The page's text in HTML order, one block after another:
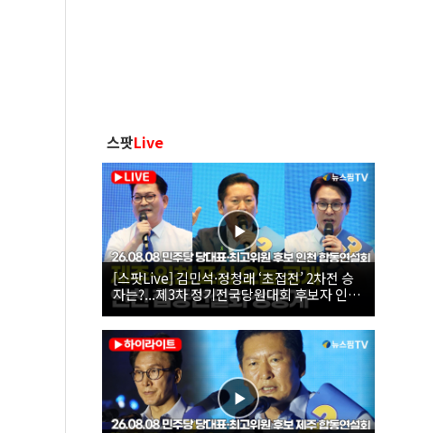
스팟Live
[스팟Live] 김민석·정청래 ‘초접전’ 2차전 승
자는?...제3차 정기전국당원대회 후보자 인천
합동연설회 생중계 | 26.08.08